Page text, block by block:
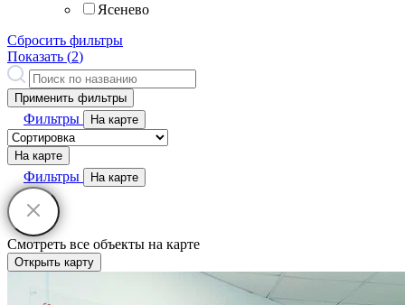
Ясенево
Сбросить фильтры
Показать (2)
Применить фильтры
Фильтры На карте
На карте
Фильтры На карте
Смотреть все объекты на карте
Открыть карту